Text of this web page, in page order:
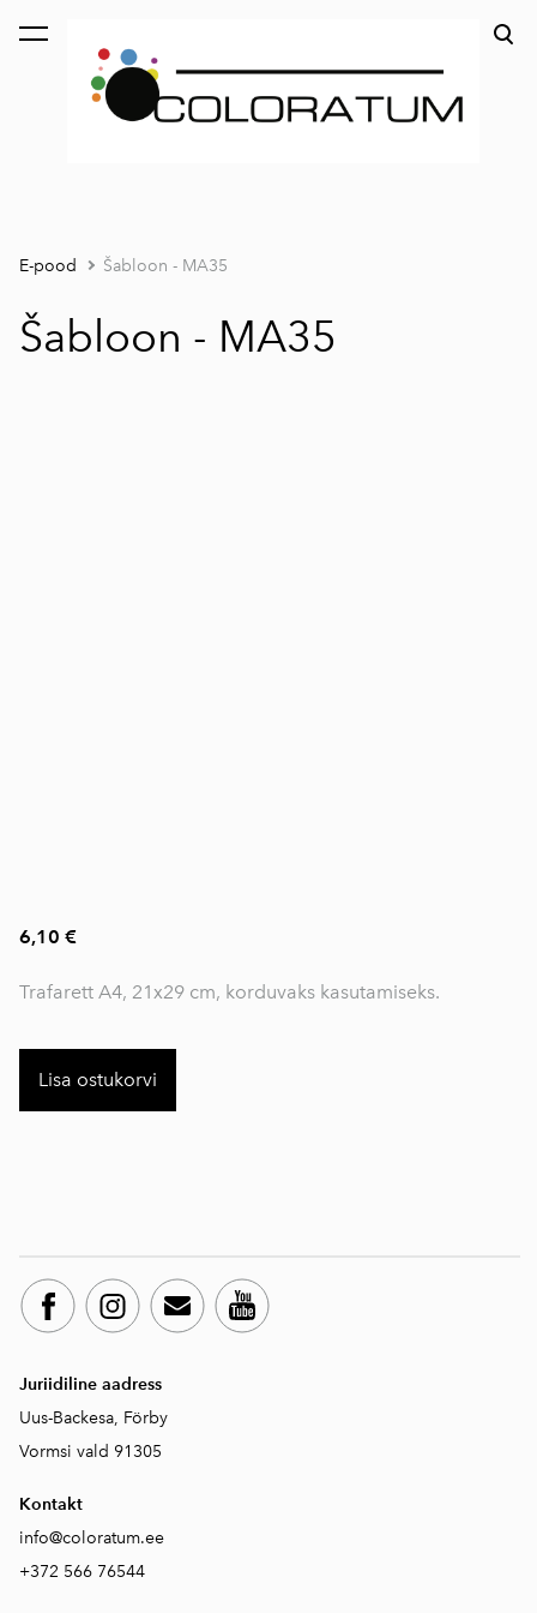
lisati ostukorvi.
E-pood Šabloon - MA35
Šabloon - MA35
6,10 €
Trafarett A4, 21x29 cm, korduvaks kasutamiseks.
Lisa ostukorvi
Juriidiline aadress
Uus-Backesa, Förby
Vormsi vald 91305
Kontakt
info@coloratum.ee
+372 566 76544